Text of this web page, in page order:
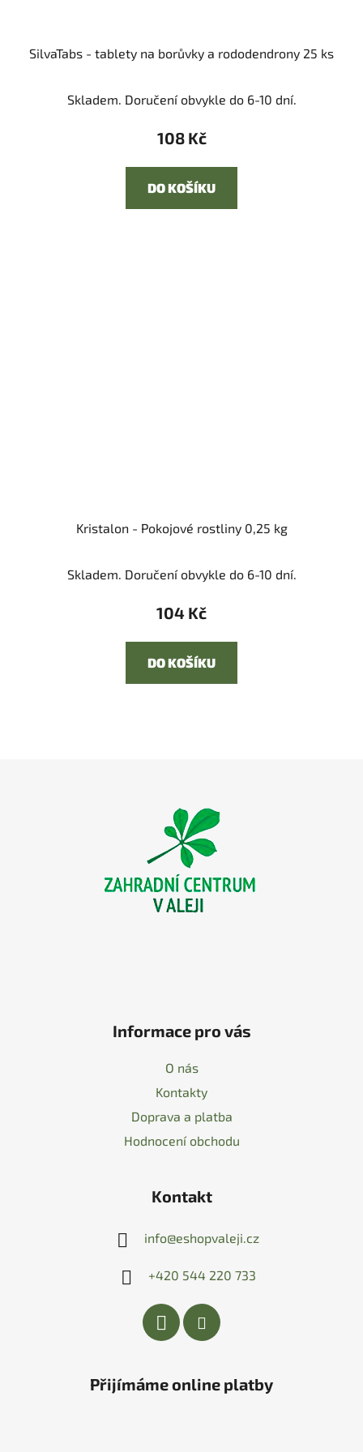
SilvaTabs - tablety na borůvky a rododendrony 25 ks
Skladem. Doručení obvykle do 6-10 dní.
108 Kč
DO KOŠÍKU
Kristalon - Pokojové rostliny 0,25 kg
Skladem. Doručení obvykle do 6-10 dní.
104 Kč
DO KOŠÍKU
Informace pro vás
O nás
Kontakty
Doprava a platba
Hodnocení obchodu
Kontakt
info@eshopvaleji.cz
+420 544 220 733
Přijímáme online platby